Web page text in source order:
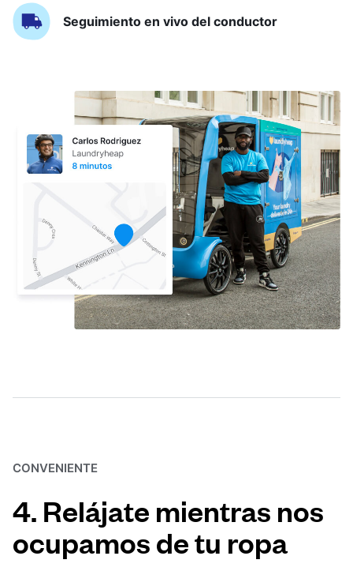
Seguimiento en vivo del conductor
CONVENIENTE
4. Relájate mientras nos
ocupamos de tu ropa